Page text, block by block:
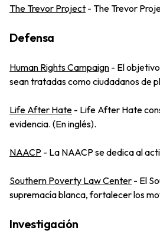
The Trevor Project - The Trevor
Defensa
Human Rights Campaign - El
sean tratadas como ciudadanos de
Life After Hate - Life After Hate
evidencia. (En inglés).
NAACP - La NAACP se dedica al
Southern Poverty Law Center - El
supremacía blanca, fortalecer los
Investigación